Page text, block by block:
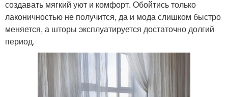
создавать мягкий уют и комфорт. Обойтись только
лаконичностью не получится, да и мода слишком быстро
меняется, а шторы эксплуатируется достаточно долгий
период.